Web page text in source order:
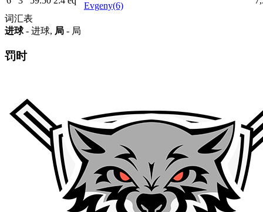
Evgeny(6)
词汇表
进球- 进球, 局 - 局
罚时